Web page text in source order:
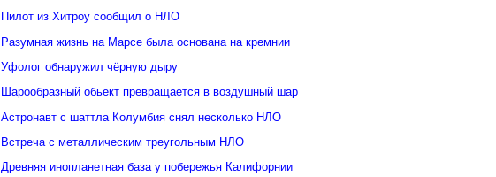
Пилот из Хитроу сообщил о НЛО
Разумная жизнь на Марсе была основана на кремнии
Уфолог обнаружил чёрную дыру
Шарообразный обьект превращается в воздушный шар
Астронавт с шаттла Колумбия снял несколько НЛО
Встреча с металлическим треугольным НЛО
Древняя инопланетная база у побережья Калифорнии